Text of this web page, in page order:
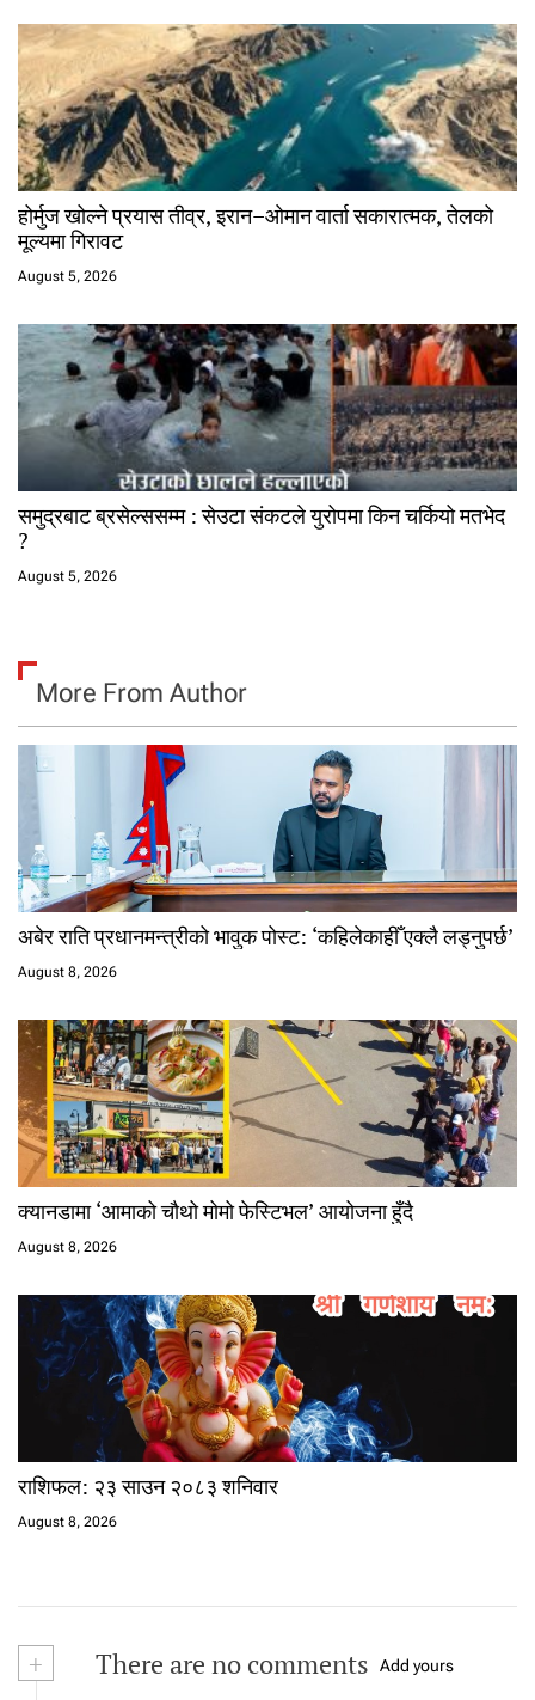
होर्मुज खोल्ने प्रयास तीव्र, इरान–ओमान वार्ता सकारात्मक, तेलको
मूल्यमा गिरावट
August 5, 2026
समुद्रबाट ब्रसेल्ससम्म : सेउटा संकटले युरोपमा किन चर्कियो मतभेद
?
August 5, 2026
More From Author
अबेर राति प्रधानमन्त्रीको भावुक पोस्ट: ‘कहिलेकाहीँ एक्लै लड्नुपर्छ’
August 8, 2026
क्यानडामा ‘आमाको चौथो मोमो फेस्टिभल’ आयोजना हुँदै
August 8, 2026
राशिफल: २३ साउन २०८३ शनिवार
August 8, 2026
+ There are no comments Add yours